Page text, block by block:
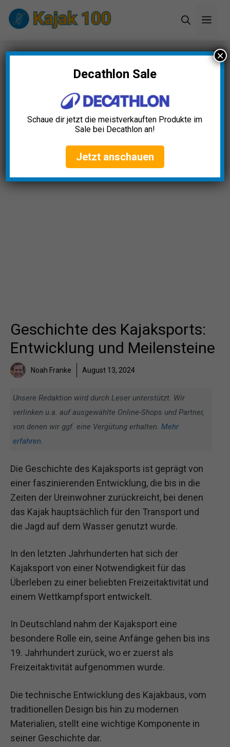
Zum
Inhalt
Startseite»Blog»Geschichte des Kajaksports:
Entwicklung und Meilensteine
Geschichte des Kajaksports:
Entwicklung und Meilensteine
Noah Franke August 13, 2024
Unsere Redaktion wird durch Leser unterstützt. Wir
verlinken u.a. auf ausgewählte Online-Shops und Partner,
von denen wir ggf. eine Vergütung erhalten. Mehr
erfahren.
Die Geschichte des Kajaksports ist geprägt von
einer faszinierenden Entwicklung, die bis in die
Zeiten der Ureinwohner zurückreicht, bei denen
das Kajak hauptsächlich für den Transport und
die Jagd auf dem Wasser genutzt wurde.
In den letzten Jahrhunderten hat sich der
Kajaksport von einer Notwendigkeit für das
Überleben zu einer beliebten Freizeitaktivität und
einem Wettkampfsport entwickelt.
In Deutschland nahm der Kajaksport eine
besondere Rolle ein, seine Anfänge gehen bis ins
19. Jahrhundert zurück, wo er zuerst als
Freizeitaktivität aufgenommen wurde.
Die technische Entwicklung des Kajakbaus, vom
traditionellen Design bis hin zu modernen
Materialien, stellt eine wichtige Komponente in
seiner Geschichte dar.
Decathlon Sale
Schaue dir jetzt die meistverkauften Produkte im
Sale bei Decathlon an!
Jetzt anschauen
×